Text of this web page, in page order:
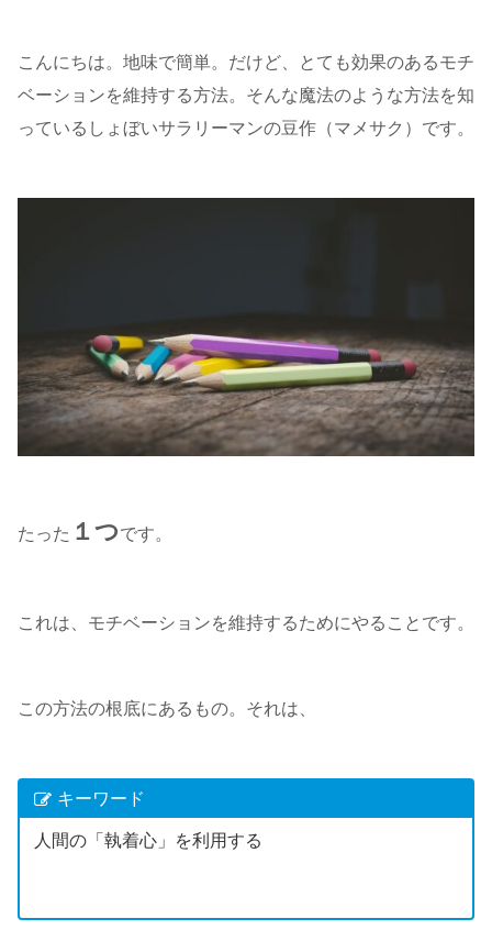
こんにちは。地味で簡単。だけど、とても効果のあるモチ
ベーションを維持する方法。そんな魔法のような方法を知
っているしょぼいサラリーマンの豆作（マメサク）です。
たった １つです。
これは、モチベーションを維持するためにやることです。
この方法の根底にあるもの。それは、
キーワード
人間の「執着心」を利用する